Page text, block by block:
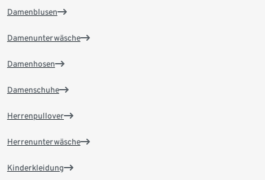
Damenblusen
Damenunterwäsche
Damenhosen
Damenschuhe
Herrenpullover
Herrenunterwäsche
Kinderkleidung